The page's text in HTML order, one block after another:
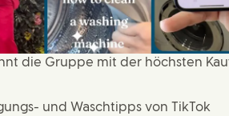
die Gruppe mit der höchsten
und Waschtipps von TikTok